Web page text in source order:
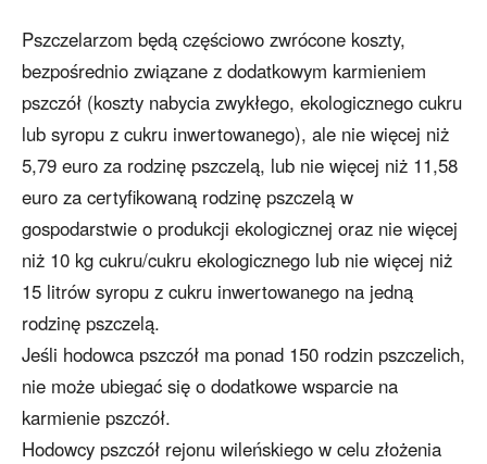
Pszczelarzom będą częściowo zwrócone koszty,
bezpośrednio związane z dodatkowym karmieniem
pszczół (koszty nabycia zwykłego, ekologicznego cukru
lub syropu z cukru inwertowanego), ale nie więcej niż
5,79 euro za rodzinę pszczelą, lub nie więcej niż 11,58
euro za certyfikowaną rodzinę pszczelą w
gospodarstwie o produkcji ekologicznej oraz nie więcej
niż 10 kg cukru/cukru ekologicznego lub nie więcej niż
15 litrów syropu z cukru inwertowanego na jedną
rodzinę pszczelą.
Jeśli hodowca pszczół ma ponad 150 rodzin pszczelich,
nie może ubiegać się o dodatkowe wsparcie na
karmienie pszczół.
Hodowcy pszczół rejonu wileńskiego w celu złożenia